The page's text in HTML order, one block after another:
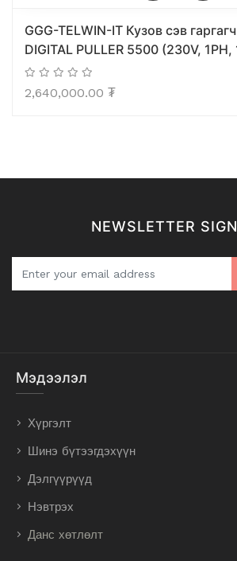
GGG-TELWIN-IT Кузов сэв
DIGITAL PULLER 5500 (230V,
2,640,000.00 ₮
NEWSLETTER
Мэдээлэл
Хүргэлт
Шинэ бүтээгдэхүүн
Дэлгүүрүүд
Нэвтрэх
Данс хөтлөлт